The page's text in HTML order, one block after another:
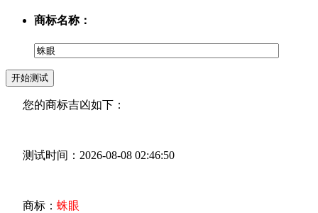
商标名称：
您的商标吉凶如下：
测试时间：2026-08-08 02:46:50
商标： 蛛眼